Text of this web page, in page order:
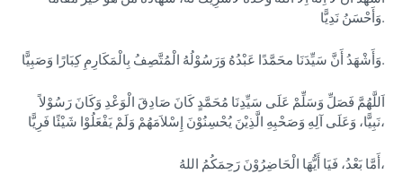
وَأَحْسَنُ نَدِيًّا.
وَأَشْهَدُ أَنَّ سَيِّدَنَا محَمَّدًا عَبْدُهُ وَرَسُوْلُهُ الْمُتَّصِفُ بِالْمَكَارِمِ كِبَارًا وَصَبِيًّا.
اَللَّهُمَّ فَصَلِّ وَسَلِّمْ عَلَى سَيِّدِنَا مُحَمَّدٍ كَانَ صَادِقَ الْوَعْدِ وَكَانَ رَسُوْلاً
نَبِيًّا، وَعَلَى آلِهِ وَصَحْبِهِ الَّذِيْنَ يُحْسِنُوْنَ إِسْلاَمَهُمْ وَلَمْ يَفْعَلُوْا شَيْئًا فَرِيًّا،
أَمَّا بَعْدُ، فَيَا أَيُّهَا الْحَاضِرُوْنَ رَحِمَكُمُ اللهُ،